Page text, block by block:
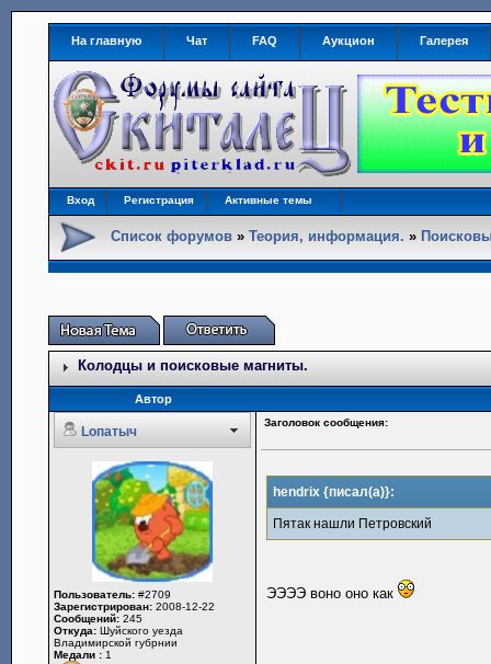
На главную Чат FAQ Аукцион Галерея
Вход Регистрация Активные темы
Список форумов »Теория, информация. »
Колодцы и поисковые магниты.
Автор
Lопатыч
Заголовок сообщения:
Пользователь: #2709
Зарегистрирован: 2008-12-22
Сообщений: 245
Откуда: Шуйского уезда
Владимирской губрнии
Медали : 1
hendrix {писал(а)}:
Пятак нашли Петровский
ЭЭЭЭ воно оно как